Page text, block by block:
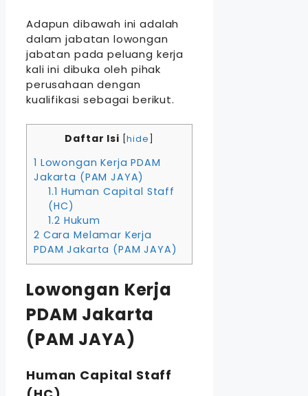
Adapun dibawah ini adalah
dalam jabatan lowongan
jabatan pada peluang kerja
kali ini dibuka oleh pihak
perusahaan dengan
kualifikasi sebagai berikut.
Daftar Isi [hide
1 Lowongan Kerja PDAM
Jakarta (PAM JAYA)
1.1 Human Capital Staff
(HC)
1.2 Hukum
2 Cara Melamar Kerja
PDAM Jakarta (PAM JAYA)
Lowongan Kerja
PDAM Jakarta
(PAM JAYA)
Human Capital Staff